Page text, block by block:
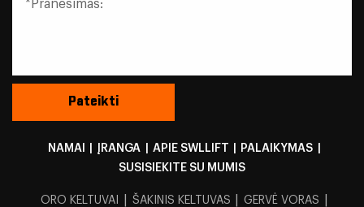
NAMAI ĮRANGA APIE SWLLIFT PALAIKYMAS
SUSISIEKITE SU MUMIS
ORO KELTUVAI ŠAKINIS KELTUVAS GERVĖ VORAS